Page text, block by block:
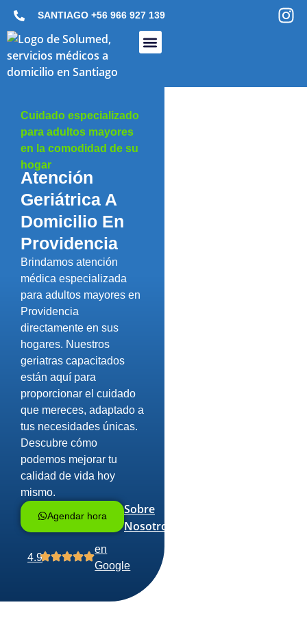
SANTIAGO +56 966 927 139
Cuidado especializado
para adultos mayores
en la comodidad de su
hogar
Atención
Geriátrica A
Domicilio En
Providencia
Brindamos atención
médica especializada
para adultos mayores en
Providencia
directamente en sus
hogares. Nuestros
geriatras capacitados
están aquí para
proporcionar el cuidado
que mereces, adaptado a
tus necesidades únicas.
Descubre cómo
podemos mejorar tu
calidad de vida hoy
mismo.
Agendar hora
Sobre
Nosotros
4.9
en
Google